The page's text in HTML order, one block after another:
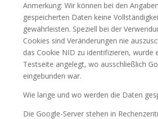
Anmerkung: Wir können bei den
gespeicherten Daten keine
gewährleisten. Speziell bei der
Cookies sind Veränderungen nie
das Cookie NID zu identifizieren, wurde
Testseite angelegt, wo ausschließlich
eingebunden war.
Wie lange und wo werden die Daten
Die Google-Server stehen in